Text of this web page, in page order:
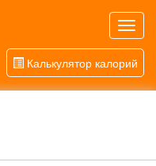
Калькулятор калорий